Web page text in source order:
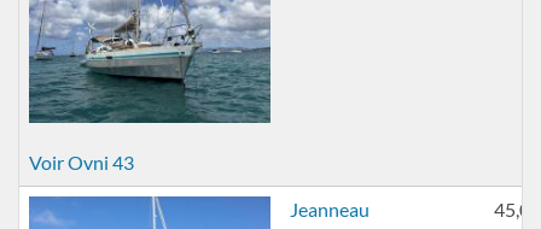
Voir Ovni 43
Jeanneau